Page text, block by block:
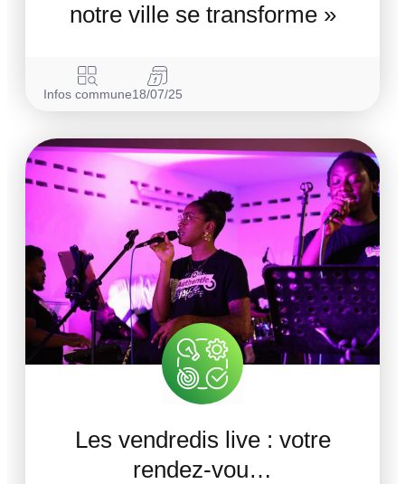
notre ville se transforme »
Infos commune18/07/25
Les vendredis live : votre
rendez-vou…